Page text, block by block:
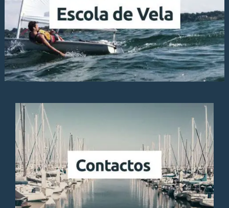
Aqui encontrará toda a informação destinada a
quem quer praticar Vela
Saber Mais
Contactos
Contacte o nosso Departamento de Vela